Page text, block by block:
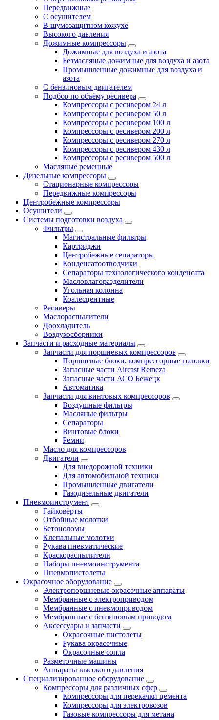
Передвижные
С осушителем
В шумозащитном кожухе
Высокого давления
Дожимные компрессоры
Дожимные для воздуха и азота
Безмасляные дожимные для воздуха и азота
Промышленные дожимные для воздуха и
азота
С бензиновым двигателем
Подбор по объёму ресивера
Компрессоры с ресивером 24 л
Компрессоры с ресивером 50 л
Компрессоры с ресивером 100 л
Компрессоры с ресивером 200 л
Компрессоры с ресивером 270 л
Компрессоры с ресивером 430 л
Компрессоры с ресивером 500 л
Масляные ременные
Дизельные компрессоры
Стационарные компрессоры
Передвижные компрессоры
Центробежные компрессоры
Осушители
Системы подготовки воздуха
Фильтры
Магистральные фильтры
Картриджи
Центробежные сепараторы
Конденсатоотводчики
Сепараторы технологического конденсата
Масловлагоразделители
Угольная колонна
Коалесцентные
Ресиверы
Маслораспылители
Доохладитель
Воздухосборники
Запчасти и расходные материалы
Запчасти для поршневых компрессоров
Поршневые блоки, компрессорные головки
Запасные части Aircast Remeza
Запасные части АСО Бежецк
Автоматика
Запчасти для винтовых компрессоров
Воздушные фильтры
Масляные фильтры
Сепараторы
Винтовые блоки
Ремни
Масло для компрессоров
Двигатели
Для внедорожной техники
Для автомобильной техники
Промышленные двигатели
Газодизельные двигатели
Пневмоинструмент
Гайковёрты
Отбойные молотки
Бетоноломы
Клепальные молотки
Рукава пневматические
Краскораспылители
Наборы пневмоинструмента
Пневмопистолеты
Окрасочное оборудование
Электропоршневые окрасочные аппараты
Мембранные с электроприводом
Мембранные с пневмоприводом
Мембранные с бензиновым приводом
Аксессуары и запчасти
Окрасочные пистолеты
Рукава окрасочные
Окрасочные сопла
Разметочные машины
Аппараты высокого давления
Специализированное оборудование
Компрессоры для различных сфер
Компрессоры для перекачки цемента
Компрессоры для электровозов
Газовые компрессоры для метана